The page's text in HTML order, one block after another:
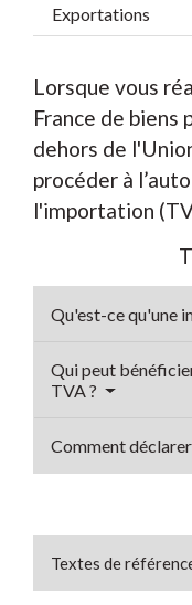
Exportations
Lorsque vous
France de biens
dehors de
procéder à
l'importation
Qu'est-ce qu'une
Qui peut
TVA ?
Comment
Textes de